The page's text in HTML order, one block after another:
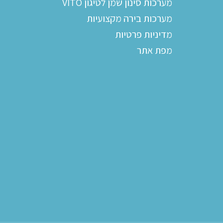
מערכות בירה מקצועיות
מדיניות פרטיות
מפת אתר